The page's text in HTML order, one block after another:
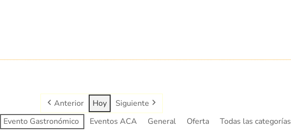
Anterior Hoy
Siguiente
Evento Gastronómico Eventos ACA General Oferta
Todas las categorías